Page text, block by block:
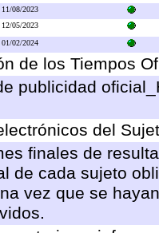
11/08/2023
12/05/2023
01/02/2024
de los Tiempos
publicidad
del
finales de
de cada sujeto
vez que se